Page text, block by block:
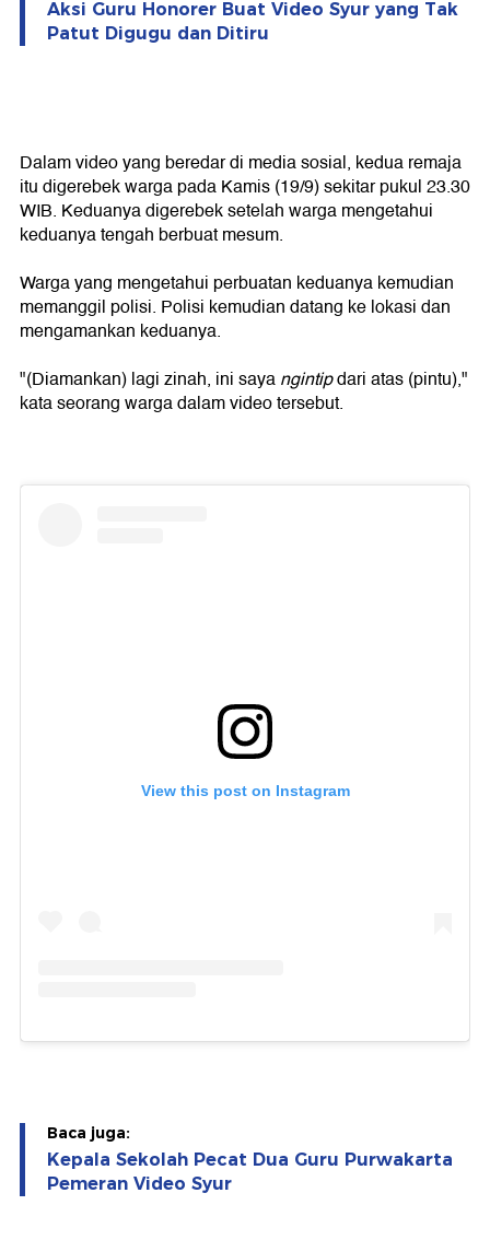
Aksi Guru Honorer Buat Video Syur yang Tak
Patut Digugu dan Ditiru
Dalam video yang beredar di media sosial, kedua remaja
itu digerebek warga pada Kamis (19/9) sekitar pukul 23.30
WIB. Keduanya digerebek setelah warga mengetahui
keduanya tengah berbuat mesum.
Warga yang mengetahui perbuatan keduanya kemudian
memanggil polisi. Polisi kemudian datang ke lokasi dan
mengamankan keduanya.
"(Diamankan) lagi zinah, ini sayangintipdari atas (pintu),"
kata seorang warga dalam video tersebut.
View this post on Instagram
Baca juga:
Kepala Sekolah Pecat Dua Guru Purwakarta
Pemeran Video Syur